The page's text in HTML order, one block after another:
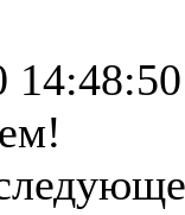
14:48:50